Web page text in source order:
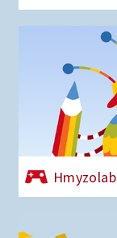
Hmyzolab